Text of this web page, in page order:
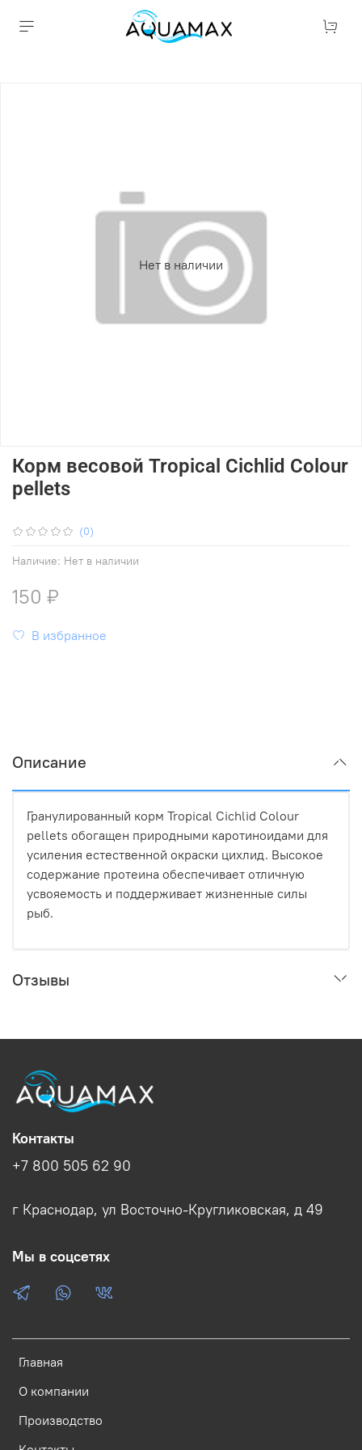
Нет в наличии
(0)
Наличие: Нет в наличии
Корм весовой Tropical Cichlid Colour
pellets
150 ₽
В избранное
Описание
Гранулированный корм Tropical Cichlid Colour
pellets обогащен природными каротиноидами для
усиления естественной окраски цихлид. Высокое
содержание протеина обеспечивает отличную
усвояемость и поддерживает жизненные силы
рыб.
Отзывы
Главная
О компании
Производство
Контакты
+7 800 505 62 90
г Краснодар, ул Восточно-Кругликовская, д 49
Мы в соцсетях